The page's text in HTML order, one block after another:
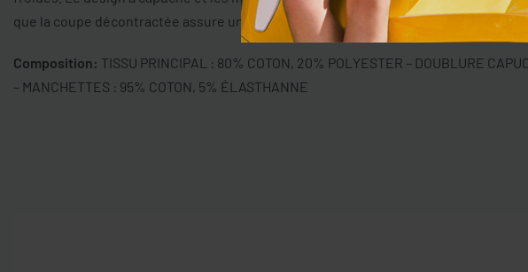
que la coupe décontractée assure un port confortable.
Composition: TISSU PRINCIPAL : 80% COTON, 20% POLYESTER – DOUBLURE
– MANCHETTES : 95% COTON, 5% ÉLASTHANNE